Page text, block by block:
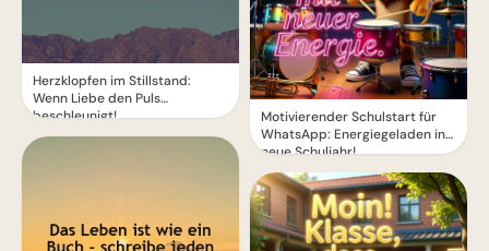
Herzklopfen im Stillstand:
Wenn Liebe den Puls
beschleunigt!
Motivierender Schulstart für
WhatsApp: Energiegeladen ins
neue Schuljahr!